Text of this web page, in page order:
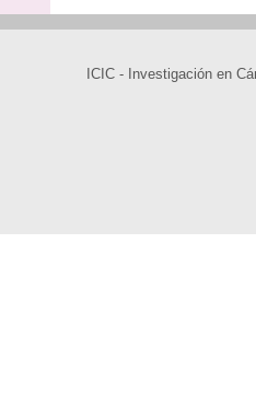
ICIC - Investigación en